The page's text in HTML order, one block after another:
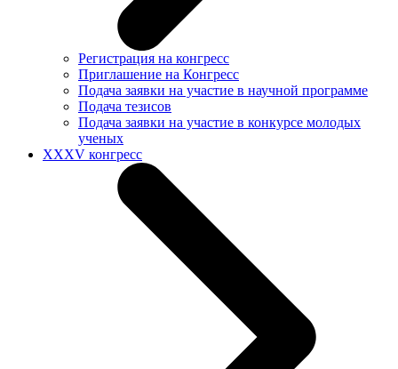
Регистрация на конгресс
Приглашение на Конгресс
Подача заявки на участие в научной программе
Подача тезисов
Подача заявки на участие в конкурсе молодых
ученых
XXXV конгресс